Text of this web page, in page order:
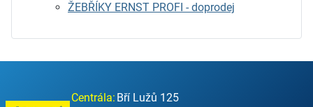
ŽEBŘÍKY ERNST PROFI - doprodej
Centrála: Bří Lužů 125